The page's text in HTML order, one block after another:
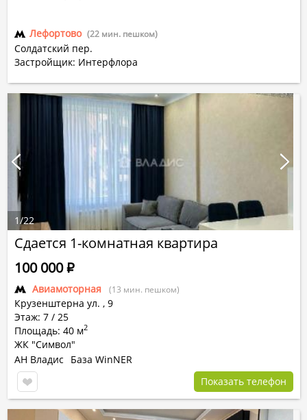
Лефортово (22 мин. пешком)
Солдатский пер.
Застройщик: Интерфлора
Сдается 1-комнатная квартира
Авиамоторная (13 мин. пешком)
Крузенштерна ул. , 9
Этаж: 7 / 25
Площадь: 40 м2
ЖК "Символ"
100 000Р
АН Владис
База WinNER
Показать телефон
1/22